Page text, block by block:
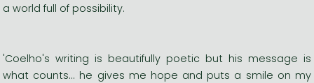
a world full of possibility.
'Coelho's writing is beautifully poetic but his message is
what counts... he gives me hope and puts a smile on my